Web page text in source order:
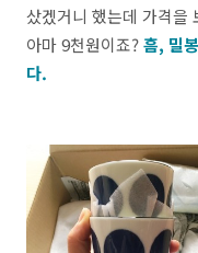
샀겠거니 했는데 가격을
아마 9천원이죠?흠, 밀
다.